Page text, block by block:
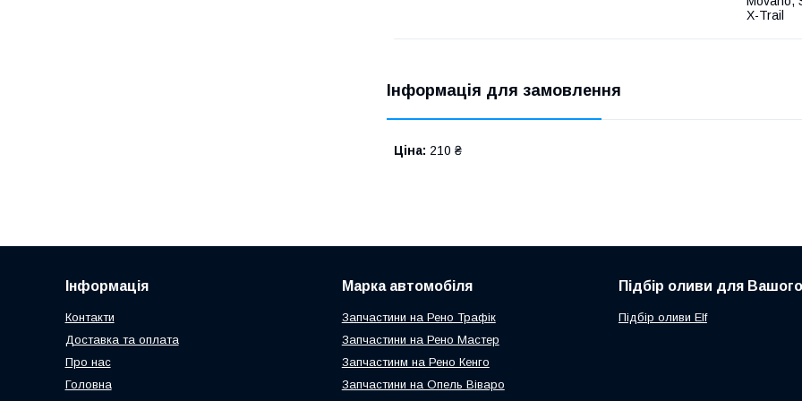
X-Trail
Інформація для замовлення
Ціна: 210 ₴
Інформація
Контакти
Доставка та оплата
Про нас
Головна
Марка автомобіля
Запчастини на Рено Трафік
Запчастини на Рено Мастер
Запчастинм на Рено Кенго
Запчастини на Опель Віваро
Підбір оливи для
Підбір оливи Elf